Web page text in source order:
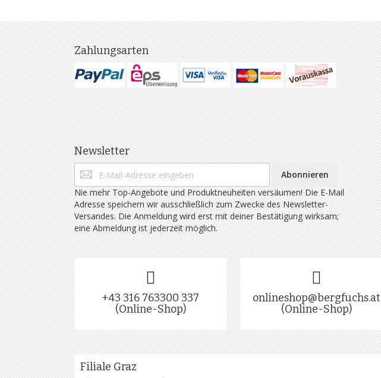
Zahlungsarten
Newsletter
Abonnieren
Nie mehr Top-Angebote und Produktneuheiten versäumen! Die E-Mail
Adresse speichern wir ausschließlich zum Zwecke des Newsletter-
Versandes. Die Anmeldung wird erst mit deiner Bestätigung wirksam;
eine Abmeldung ist jederzeit möglich.
+43 316 763300 337
(Online-Shop)
onlineshop@bergfuchs.at
(Online-Shop)
Filiale Graz